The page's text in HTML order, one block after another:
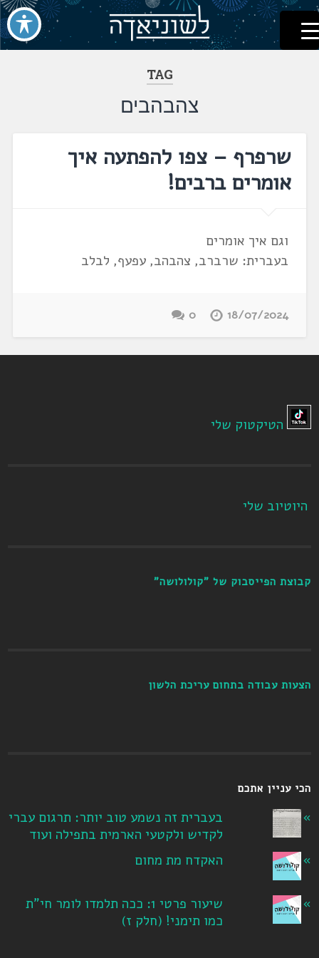
דלג
לתוכן
לשוניאדה
עברית. לשון. שפה
TAG
צהבהבים
שרפרף – צפו להפתעה איך
אומרים ברבים!
וגם איך אומרים
בעברית: שרברב, צהבהב, עפעף, לבלב
18/07/2024
0
הטיקטוק שלי
היוטיוב שלי
קבוצת הפייסבוק של "קולולושה"
הצעות עבודה בתחום עריכת הלשון
הכי עניין אתכם
בעברית זה נשמע טוב יותר: תרגום עברי
לקדיש ולקטעי הארמית בתפילה ועוד
האקדח מת מחום
שיעור פרטי 1: ככה תלמדו לומר חי"ת
כמו תימני! ‏(חלק ז‏)